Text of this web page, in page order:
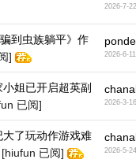
2026-7-22
到虫族躺平》作
] 2026-6-11
姐已开启超英副
已阅] 2026-3-16
了玩动作游戏难
[hiufun 已阅] 2026-5-24